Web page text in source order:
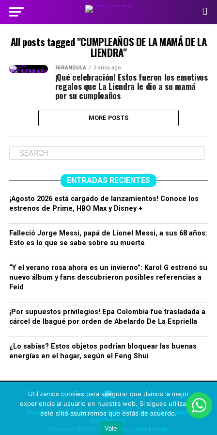
All posts tagged "CUMPLEAÑOS DE LA MAMÁ DE LA
LIENDRA"
FARÁNDULA 3 años ago
¡Qué celebración! Estos fueron los emotivos
regalos que La Liendra le dio a su mamá
por su cumpleaños
MORE POSTS
ENTRADAS RECIENTES
¡Agosto 2026 está cargado de lanzamientos! Conoce los
estrenos de Prime, HBO Max y Disney +
Falleció Jorge Messi, papá de Lionel Messi, a sus 68 años:
Esto es lo que se sabe sobre su muerte
“Y el verano rosa ahora es un invierno”: Karol G estrenó su
nuevo álbum y fans descubrieron posibles referencias a
Feid
¡Por supuestos privilegios! Epa Colombia fue trasladada a
cárcel de Ibagué por orden de Abelardo De La Espriella
¿Lo sabías? Estos objetos podrían bloquear las buenas
energías en el hogar, según el Feng Shui
Nosotros|Política de privacidad| Términos y condiciones|
Contáctanos
Copyright © 2021 Rechismes | Design L-ink
Utilizamos cookies para asegurar que damos la mejor
experiencia al usuario en nuestra web. Si sigues utilizando
este sitio asumiremos que estás de acuerdo.
Vale